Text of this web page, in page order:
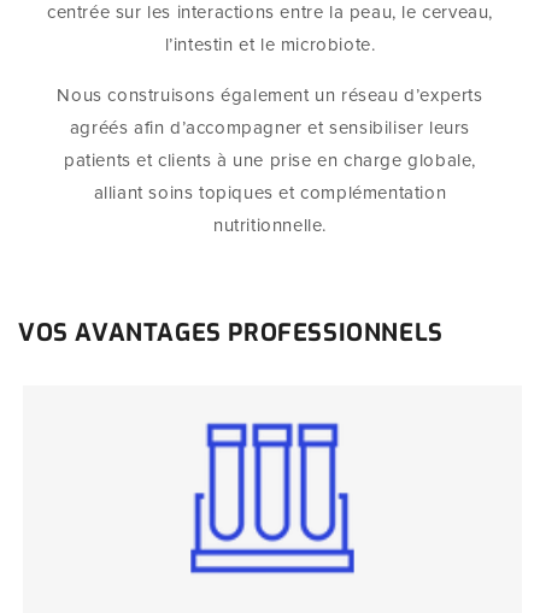
centrée sur les interactions entre la peau, le cerveau,
l’intestin et le microbiote.
Nous construisons également un réseau d’experts
agréés afin d’accompagner et sensibiliser leurs
patients et clients à une prise en charge globale,
alliant soins topiques et complémentation
nutritionnelle.
VOS AVANTAGES PROFESSIONNELS